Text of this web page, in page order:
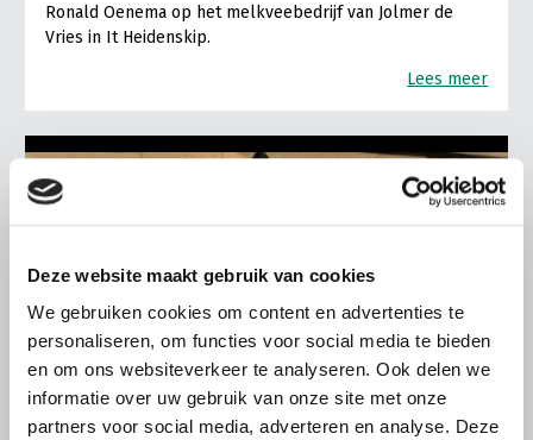
Deze website maakt gebruik van cookies
We gebruiken cookies om content en advertenties te
personaliseren, om functies voor social media te bieden
en om ons websiteverkeer te analyseren. Ook delen we
informatie over uw gebruik van onze site met onze
partners voor social media, adverteren en analyse. Deze
Ronald Oenema op het melkveebedrijf van Jolmer de
Vries in It Heidenskip.
Lees meer